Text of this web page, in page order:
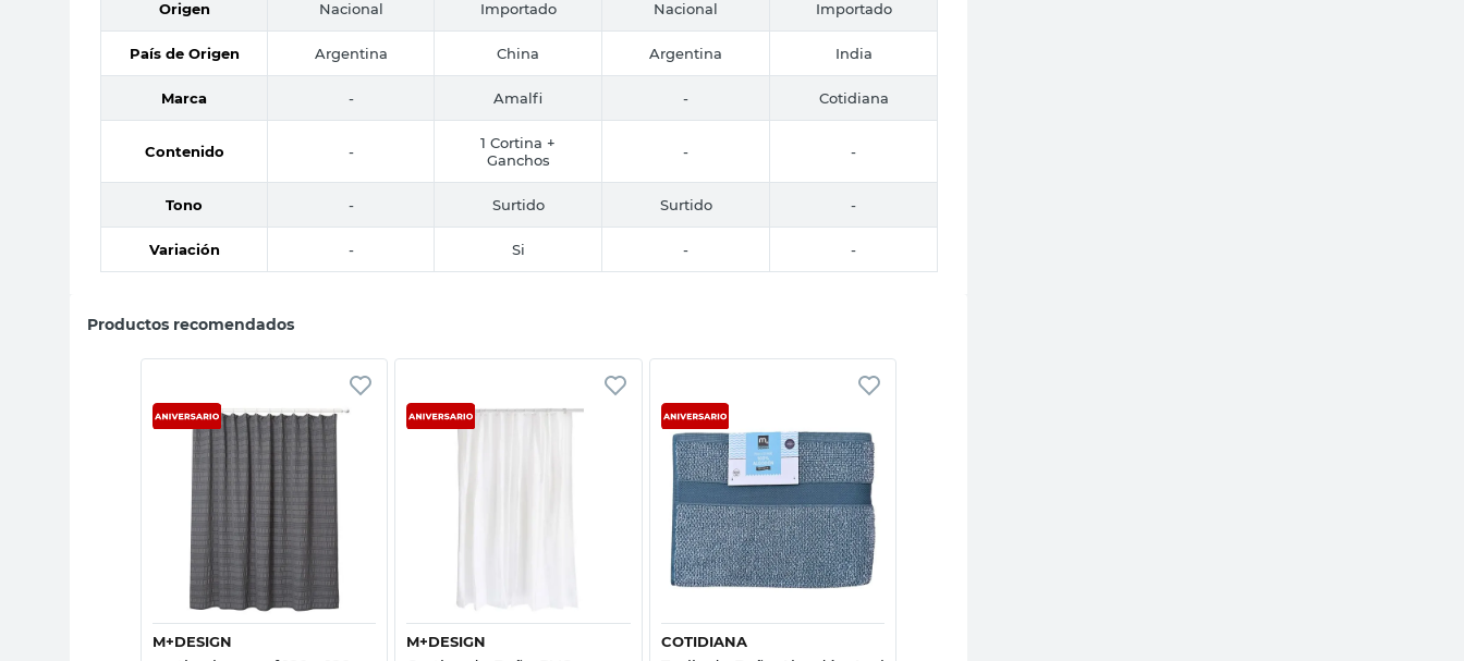
Origen Nacional Importado Nacional Importado
País de Origen Argentina China Argentina India
Marca - Amalfi - Cotidiana
Contenido -
1 Cortina +
Ganchos
- -
Tono - Surtido Surtido -
Variación - Si - -
Productos recomendados
Vista rápida
M+DESIGN M+DESIGN
Vista rápida
COTIDIANA